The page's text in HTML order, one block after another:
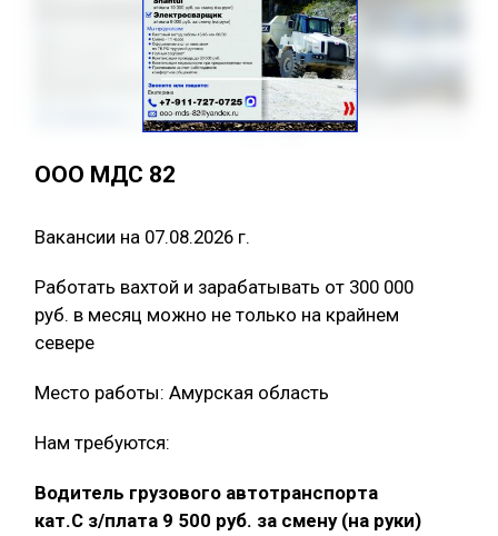
ООО МДС 82
Вакансии на 07.08.2026 г.
Работать вахтой и зарабатывать от 300 000
руб. в месяц можно не только на крайнем
севере
Место работы: Амурская область
Нам требуются:
Водитель грузового автотранспорта
кат.С з/плата 9 500 руб. за смену (на руки)